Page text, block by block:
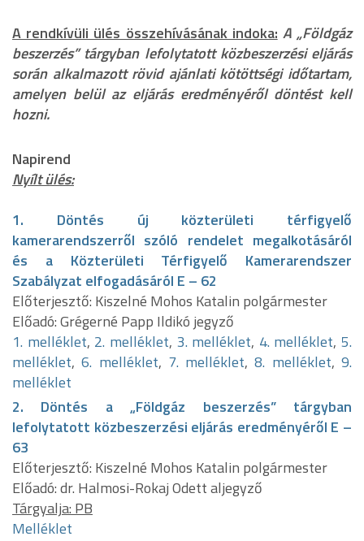
A rendkívüli ülés összehívásának indoka: A „Földgáz
beszerzés” tárgyban lefolytatott közbeszerzési eljárás
során alkalmazott rövid ajánlati kötöttségi időtartam,
amelyen belül az eljárás eredményéről döntést kell
hozni.
Napirend
Nyílt ülés:
1. Döntés új közterületi térfigyelő
kamerarendszerről szóló rendelet megalkotásáról
és a Közterületi Térfigyelő Kamerarendszer
Szabályzat elfogadásáról E – 62
Előterjesztő: Kiszelné Mohos Katalin polgármester
Előadó: Grégerné Papp Ildikó jegyző
1. melléklet, 2. melléklet, 3. melléklet, 4. melléklet, 5.
melléklet,6. melléklet, 7. melléklet,8. melléklet,9.
melléklet
2. Döntés a „Földgáz beszerzés” tárgyban
lefolytatott közbeszerzési eljárás eredményéről E –
63
Előterjesztő: Kiszelné Mohos Katalin polgármester
Előadó: dr. Halmosi-Rokaj Odett aljegyző
Tárgyalja: PB
Melléklet